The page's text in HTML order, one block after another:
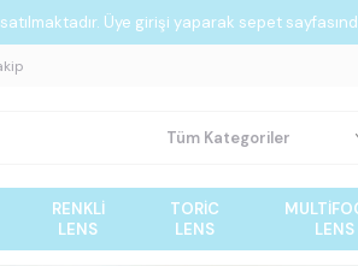
Üye girişi yaparak sepet
RENKLI
LENS
TORIC
LENS
LENS